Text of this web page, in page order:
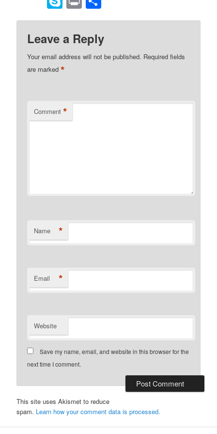
Kindle
Leave a Reply
Your email address will not be published. Required fields
are marked*
Comment *
Name *
Email *
Website
Save my name, email, and website in this browser for the
next time I comment.
This site uses Akismet to reduce
spam. Learn how your comment data is processed.